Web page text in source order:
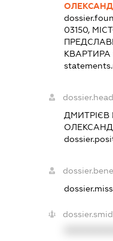
03150,
КВАРТИРА